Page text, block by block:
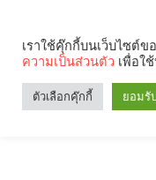
เราใช้คุ๊กกี้บนเว็บไซต์
ความเป็นส่วนตัว เพื่อใ
ตัวเลือกคุ๊กกี้ ยอมรั